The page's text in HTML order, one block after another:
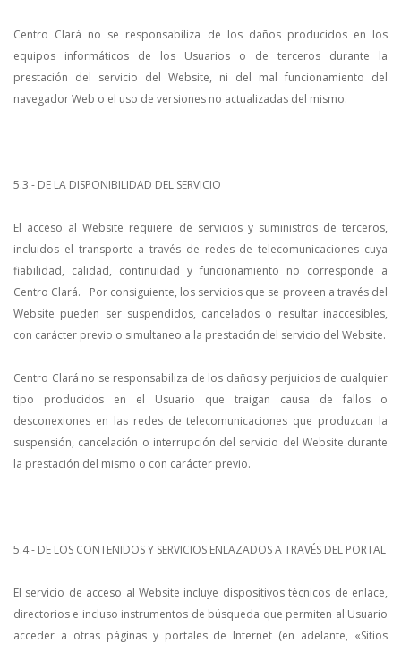
Centro Clará no se responsabiliza de los daños producidos en los
equipos informáticos de los Usuarios o de terceros durante la
prestación del servicio del Website, ni del mal funcionamiento del
navegador Web o el uso de versiones no actualizadas del mismo.
5.3.- DE LA DISPONIBILIDAD DEL SERVICIO
El acceso al Website requiere de servicios y suministros de terceros,
incluidos el transporte a través de redes de telecomunicaciones cuya
fiabilidad, calidad, continuidad y funcionamiento no corresponde a
Centro Clará. Por consiguiente, los servicios que se proveen a través del
Website pueden ser suspendidos, cancelados o resultar inaccesibles,
con carácter previo o simultaneo a la prestación del servicio del Website.
Centro Clará no se responsabiliza de los daños y perjuicios de cualquier
tipo producidos en el Usuario que traigan causa de fallos o
desconexiones en las redes de telecomunicaciones que produzcan la
suspensión, cancelación o interrupción del servicio del Website durante
la prestación del mismo o con carácter previo.
5.4.- DE LOS CONTENIDOS Y SERVICIOS ENLAZADOS A TRAVÉS DEL PORTAL
El servicio de acceso al Website incluye dispositivos técnicos de enlace,
directorios e incluso instrumentos de búsqueda que permiten al Usuario
acceder a otras páginas y portales de Internet (en adelante, «Sitios